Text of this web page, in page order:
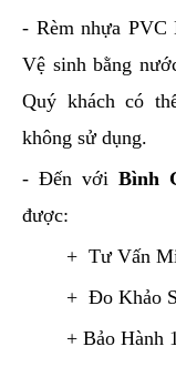
- Rèm nhựa PVC
Vệ sinh bằng
Quý khách có
không sử dụng.
- Đến vớiBình
được:
+ Tư Vấn
+ Đo Khảo
+ Bảo Hành